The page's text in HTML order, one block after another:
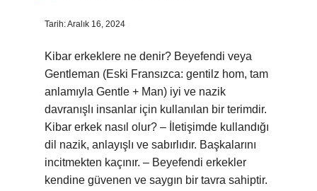
Tarih: Aralık 16, 2024
Kibar erkeklere ne denir? Beyefendi veya
Gentleman (Eski Fransızca: gentilz hom, tam
anlamıyla Gentle + Man) iyi ve nazik
davranışlı insanlar için kullanılan bir terimdir.
Kibar erkek nasıl olur? – İletişimde kullandığı
dil nazik, anlayışlı ve sabırlıdır. Başkalarını
incitmekten kaçınır. – Beyefendi erkekler
kendine güvenen ve saygın bir tavra sahiptir.